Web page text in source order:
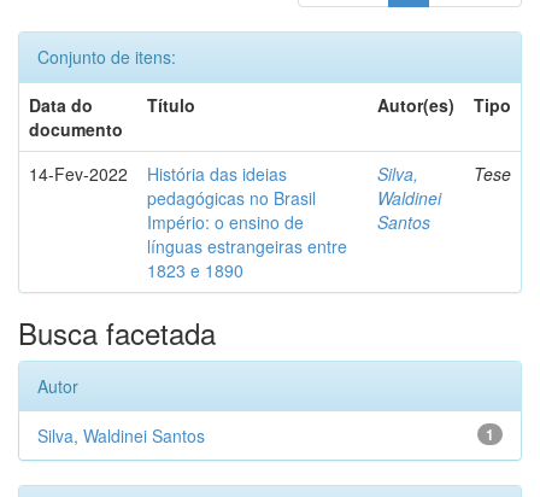
Conjunto de itens:
Data do
documento
Título Autor(es) Tipo
14-Fev-2022
História das ideias
pedagógicas no Brasil
Império: o ensino de
línguas estrangeiras entre
1823 e 1890
Silva,
Waldinei
Santos
Tese
Busca facetada
Autor
1
Silva, Waldinei Santos